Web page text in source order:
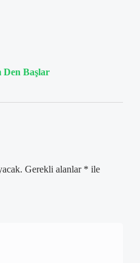
Başlar
Gerekli alanlar * ile